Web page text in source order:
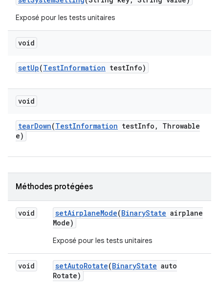
Exposé pour les tests unitaires
void
setUp(TestInformation testInfo)
void
tearDown(TestInformation testInfo ,
Throwable
e)
Méthodes protégées
void setAirplaneMode(BinaryState airplane
Mode)
Exposé pour les tests unitaires
void setAutoRotate(BinaryState auto
Rotate)